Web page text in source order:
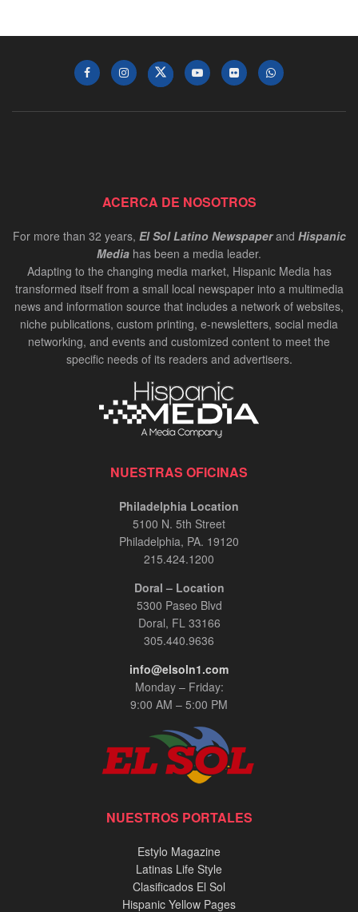
ACERCA DE NOSOTROS
For more than 32 years, El Sol Latino Newspaperand Hispanic
Media has been a media leader.
Adapting to the changing media market, Hispanic Media has
transformed itself from a small local newspaper into a multimedia
news and information source that includes a network of websites,
niche publications, custom printing, e-newsletters, social media
networking, and events and customized content to meet the
specific needs of its readers and advertisers.
NUESTRAS OFICINAS
Philadelphia Location
5100 N. 5th Street
Philadelphia, PA. 19120
215.424.1200
Doral – Location
5300 Paseo Blvd
Doral, FL 33166
305.440.9636
info@elsoln1.com
Monday – Friday:
9:00 AM – 5:00 PM
NUESTROS PORTALES
Estylo Magazine
Latinas Life Style
Clasificados El Sol
Hispanic Yellow Pages